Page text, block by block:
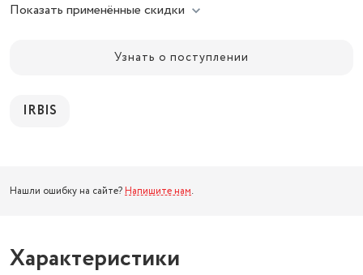
Показать применённые скидки
Узнать о поступлении
IRBIS
Нашли ошибку на сайте? Напишите нам.
Характеристики